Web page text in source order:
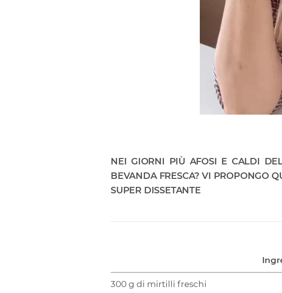
NEI GIORNI PIÙ AFOSI E CALDI
BEVANDA FRESCA? VI PROPONGO
SUPER DISSETANTE
300 g di mirtilli freschi